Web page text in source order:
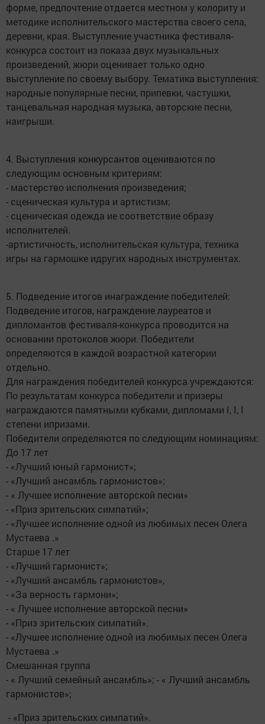
форме, предпочтение отдается местном у колориту и
методике исполнительского мастерства своего села,
деревни, края. Выступление участника фестиваля-
конкурса состоит из показа двух музыкальных
произведений, жюри оценивает только одно
выступление по своему выбору. Тематика выступления:
народные популярные песни, припевки, частушки,
танцевальная народная музыка, авторские песни,
наигрыши.
4. Выступления конкурсантов оцениваются по
следующим основным критериям:
- мастерство исполнения произведения;
- сценическая культура и артистизм;
- сценическая одежда ие соответствие образу
исполнителей.
-артистичность, исполнительская культура, техника
игры на гармошке идругих народных инструментах.
5. Подведение итогов инаграждение победителей:
Подведение итогов, награждение лауреатов и
дипломантов фестиваля-конкурса проводится на
основании протоколов жюри. Победители
определяются в каждой возрастной категории
отдельно.
Для награждения победителей конкурса учреждаются:
По результатам конкурса победители и призеры
награждаются памятными кубками, дипломами I, I, I
степени ипризами.
Победители определяются по следующим номинациям:
До 17 лет
- «Лучший юный гармонист»;
- «Лучший ансамбль гармонистов»;
- « Лучшее исполнение авторской песни»
- «Приз зрительских симпатий»;
- «Лучшее исполнение одной из любимых песен Олега
Мустаева .»
Старше 17 лет
- «Лучший гармонист»;
- «Лучший ансамбль гармонистов»,
- «За верность гармони»;
- « Лучшее исполнение авторской песни»
- «Приз зрительских симпатий».
- «Лучшее исполнение одной из любимых песен Олега
Мустаева .»
Смешанная группа
- « Лучший семейный ансамбль»; - « Лучший ансамбль
гармонистов»;
- «Приз зрительских симпатий».